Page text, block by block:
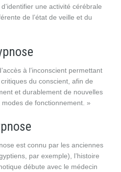
une activité cérébrale
de l’état de veille et du
à l’inconscient permettant
du conscient, afin de
et durablement de nouvelles
de fonctionnement. »
est connu par les anciennes
par exemple), l’histoire
débute avec le médecin